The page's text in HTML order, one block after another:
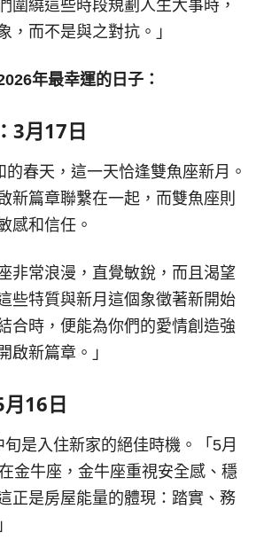
圍繞這些時段規劃人生大事時，
，而不是與之對抗。」
年最幸運的日子：
3月17日
的春天，這一天恰逢雙魚座新月。
新篇章聯繫在一起，而雙魚座則
感和信任。
非常浪漫，直覺敏銳，而且渴望
些特質與新月這個象徵著新開始
合時，便能為你們的愛情創造強
啟新篇章。」
月16日
是入住新家的絕佳時機。「5月
金牛座，金牛座重視安全感、穩
正是房屋能量的體現：踏實、務